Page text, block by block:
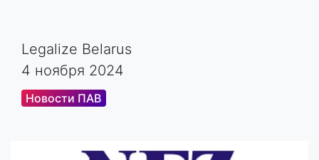
Legalize Belarus
4 ноября 2024
Новости ПАВ